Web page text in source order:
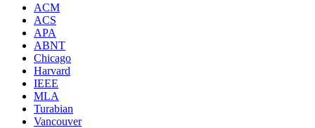
ACM
ACS
APA
ABNT
Chicago
Harvard
IEEE
MLA
Turabian
Vancouver